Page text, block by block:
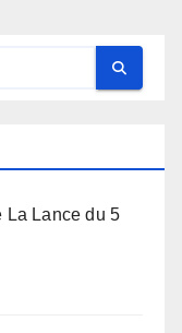
La Lance du 5